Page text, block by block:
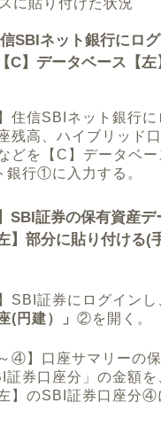
SBIネット銀行にログ
C】データベース【左
住信SBIネット銀行に
残高、ハイブリッド
どを【C】データベ
銀行①に入力する。
SBI証券の保有資産デ
】部分に貼り付ける(
SBI証券にログインし
(円建）」 ②を開く。
④】口座サマリーの
証券口座分」の金額を
】のSBI証券口座分④